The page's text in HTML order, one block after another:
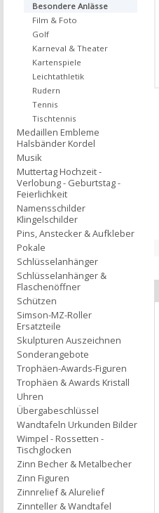
Besondere Anlässe
Film & Foto
Golf
Karneval & Theater
Kartenspiele
Leichtathletik
Rudern
Tennis
Tischtennis
Medaillen Embleme
Halsbänder Kordel
Musik
Muttertag Hochzeit -
Verlobung - Geburtstag -
Feierlichkeit
Namensschilder
Klingelschilder
Pins, Anstecker & Aufkleber
Pokale
Schlüsselanhänger
Schlüsselanhänger &
Flaschenöffner
Schützen
Simson-MZ-Roller
Ersatzteile
Skulpturen Auszeichnen
Sonderangebote
Trophäen-Awards-Figuren
Trophäen & Awards Kristall
Uhren
Übergabeschlüssel
Wandtafeln Urkunden Bilder
Wimpel - Rossetten -
Tischglocken
Zinn Becher & Metalbecher
Zinn Figuren
Zinnrelief & Alurelief
Zinnteller & Wandtafel